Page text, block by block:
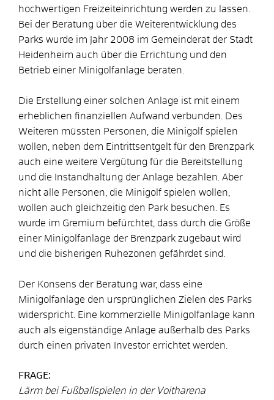
hochwertigen Freizeiteinrichtung werden zu lassen.
Bei der Beratung über die Weiterentwicklung des
Parks wurde im Jahr 2008 im Gemeinderat der Stadt
Heidenheim auch über die Errichtung und den
Betrieb einer Minigolfanlage beraten.
Die Erstellung einer solchen Anlage ist mit einem
erheblichen finanziellen Aufwand verbunden. Des
Weiteren müssten Personen, die Minigolf spielen
wollen, neben dem Eintrittsentgelt für den Brenzpark
auch eine weitere Vergütung für die Bereitstellung
und die Instandhaltung der Anlage bezahlen. Aber
nicht alle Personen, die Minigolf spielen wollen,
wollen auch gleichzeitig den Park besuchen. Es
wurde im Gremium befürchtet, dass durch die Größe
einer Minigolfanlage der Brenzpark zugebaut wird
und die bisherigen Ruhezonen gefährdet sind.
Der Konsens der Beratung war, dass eine
Minigolfanlage den ursprünglichen Zielen des Parks
widerspricht. Eine kommerzielle Minigolfanlage kann
auch als eigenständige Anlage außerhalb des Parks
durch einen privaten Investor errichtet werden.
FRAGE:
Lärm bei Fußballspielen in der Voitharena